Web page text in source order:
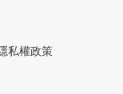
私權政策